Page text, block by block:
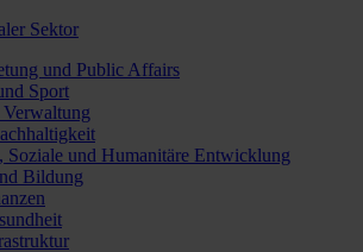
Sektor
und Public Affairs
Sport
Soziale und Humanitäre Entwicklung
Bildung